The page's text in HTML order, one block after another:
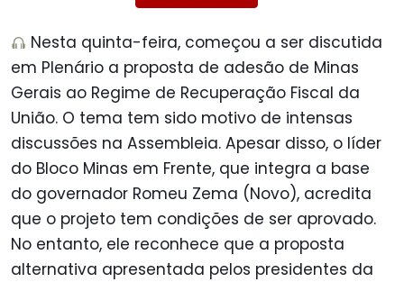
Nesta quinta-feira, começou a ser discutida
em Plenário a proposta de adesão de Minas
Gerais ao Regime de Recuperação Fiscal da
União. O tema tem sido motivo de intensas
discussões na Assembleia. Apesar disso, o líder
do Bloco Minas em Frente, que integra a base
do governador Romeu Zema (Novo), acredita
que o projeto tem condições de ser aprovado.
No entanto, ele reconhece que a proposta
alternativa apresentada pelos presidentes da